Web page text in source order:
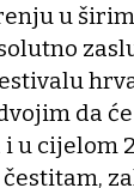
u
da
u cijelom